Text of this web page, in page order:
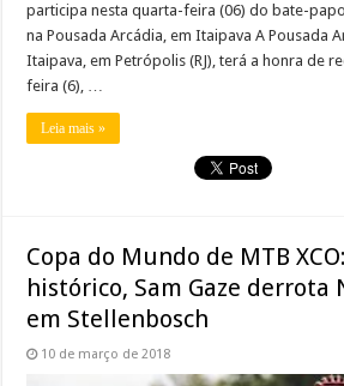
participa nesta quarta-feira (06) do bate-
na Pousada Arcádia, em Itaipava A Pousada
Itaipava, em Petrópolis (RJ), terá a honra de
feira (6), …
Leia mais »
Copa do Mundo de MTB
histórico, Sam Gaze derrota
em Stellenbosch
10 de março de 2018